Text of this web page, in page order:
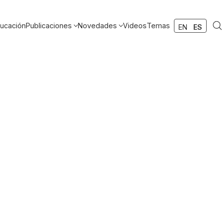
Publicaciones Novedades VideosTemas EN ES